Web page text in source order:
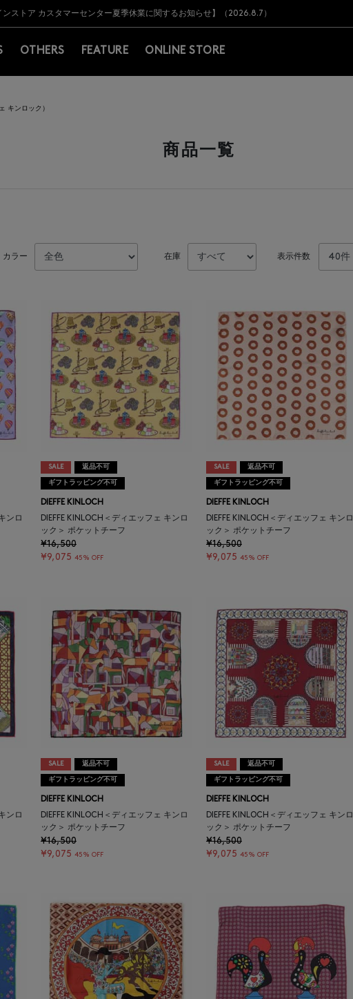
＞会員のお客様は11,000円（税込）以上のお買上げで常時送料無料！お買い物の際は会員登
【夏季休業に伴う出荷一時停止のお知らせ】(2026.8.7)
ンストア カスタマーセンター夏季休業に関するお知らせ】（2026.8.7）
季休業に伴う返品・交換承り一時停止のお知らせ】（2026.8.5）
熊本県を中心とした地震の影響によるお荷物のお届けについて
【開催中】SUMMER SALEのご案内・ご注意事項
＞会員のお客様は11,000円（税込）以上のお買上げで常時送料無料！お買い物の際は会員登
【夏季休業に伴う出荷一時停止のお知らせ】(2026.8.7)
OTHERS FEATURE ONLINE STORE
キンロック）
商品一覧
カラー 在庫 表示件数
ンロ
SALE 返品不可
ギフトラッピング不可
DIEFFE KINLOCH
DIEFFE KINLOCH＜ディエッフェ キンロ
ック＞ ポケットチーフ
¥16,500
¥9,075 45% OFF
SALE 返品不可
ギフトラッピング不可
DIEFFE KINLOCH
DIEFFE KINLOCH＜ディエッフェ キンロ
ック＞ ポケットチーフ
¥16,500
¥9,075 45% OFF
ンロ
SALE 返品不可
ギフトラッピング不可
DIEFFE KINLOCH
DIEFFE KINLOCH＜ディエッフェ キンロ
ック＞ ポケットチーフ
¥16,500
¥9,075 45% OFF
SALE 返品不可
ギフトラッピング不可
DIEFFE KINLOCH
DIEFFE KINLOCH＜ディエッフェ キンロ
ック＞ ポケットチーフ
¥16,500
¥9,075 45% OFF